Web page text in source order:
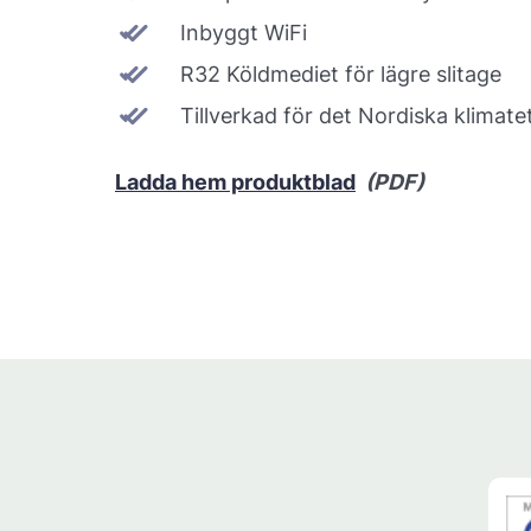
Inbyggt WiFi
R32 Köldmediet för lägre slitage
Tillverkad för det Nordiska
Ladda hem produktblad (PDF)